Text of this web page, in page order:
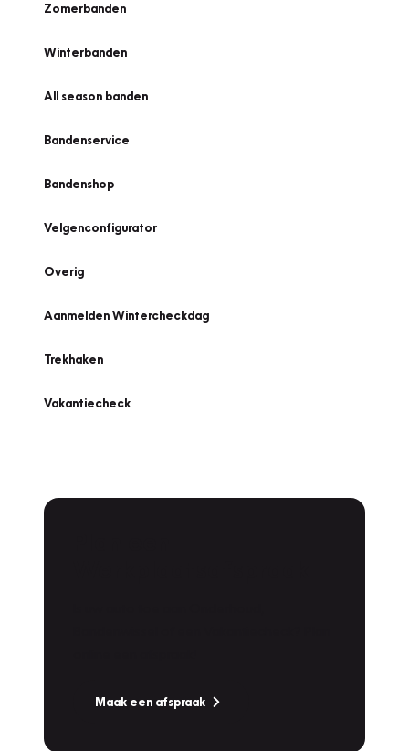
Zomerbanden
Winterbanden
All season banden
Bandenservice
Bandenshop
Velgenconfigurator
Overig
Aanmelden Wintercheckdag
Trekhaken
Vakantiecheck
Maak een afspraak